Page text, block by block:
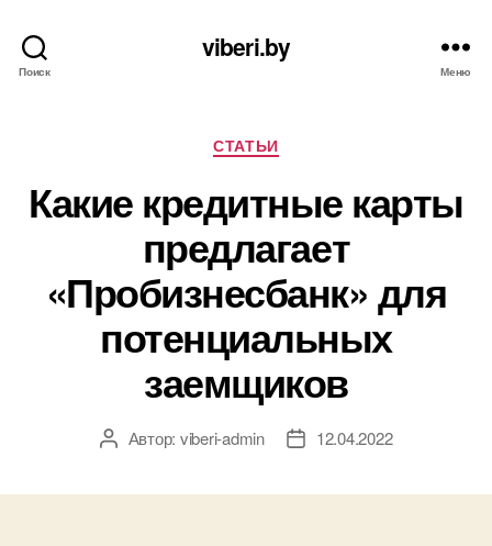
Поиск
viberi.by
Меню
Рубрики
СТАТЬИ
Какие кредитные карты
предлагает
«Пробизнесбанк» для
потенциальных
заемщиков
АвторАвтор: viberi-admin
Дата12.04.2022